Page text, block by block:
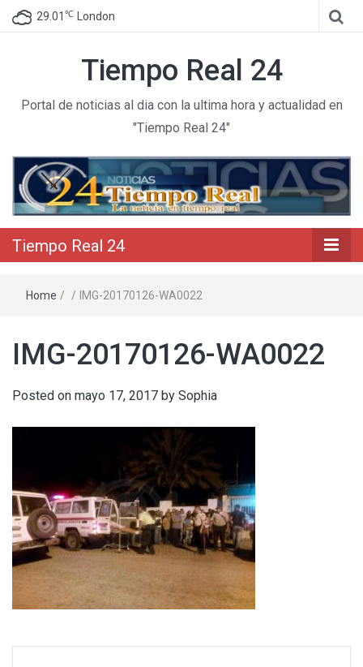
29.01 ℃ London
Tiempo Real 24
Portal de noticias al dia con la ultima hora y actualidad en
"Tiempo Real 24"
Tiempo Real 24
Home / / IMG-20170126-WA0022
IMG-20170126-WA0022
Posted on mayo 17, 2017 by Sophia